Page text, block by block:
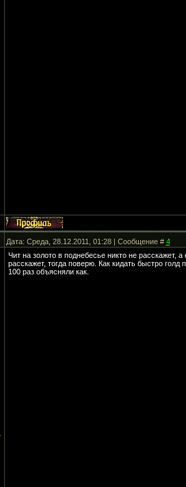
Дата: Среда, 28.12.2011, 01:28 | Сообщение #4
Чит на золото в поднебесье никто не расскажет,
расскажет, тогда поверю. Как кидать быстро
100 раз объясняли как.